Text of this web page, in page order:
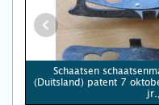
Schaatsen
(Duitsland) patent 7